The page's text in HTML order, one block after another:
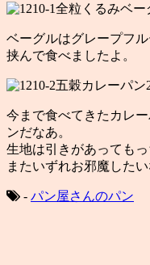
全粒くるみベー
ベーグルはグレープフ
挟んで食べましたよ。
五穀カレーパン
今まで食べてきたカレ
ンだなあ。
生地は引きがあってもっ
またいずれお邪魔したい
- パン屋さんのパン